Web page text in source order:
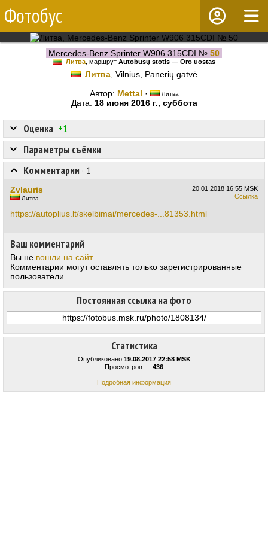
Фотобус
Mercedes-Benz Sprinter W906 315CDI № 50
Литва , маршрут Autobusų stotis — Oro uostas
Литва, Vilnius, Panerių gatvė
Автор: Mettal · Литва
Дата: 18 июня 2016 г., суббота
Статистика
Опубликовано 19.08.2017 22:58 MSK
Просмотров — 436
Подробная информация
Оценка +1
Постоянная ссылка на фото
Параметры съёмки
Комментарии · 1
20.01.2018 16:55 MSK
Ссылка
Zvlauris
Литва
https://autoplius.lt/skelbimai/mercedes-...81353.html
Ваш комментарий
Вы не вошли на сайт.
Комментарии могут оставлять только зарегистрированные
пользователи.